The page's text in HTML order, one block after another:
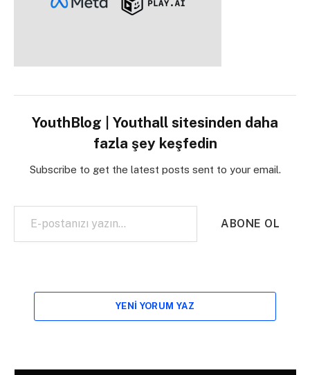
YouthBlog | Youthall sitesinden daha
fazla şey keşfedin
Subscribe to get the latest posts sent to your email.
E-postanızı yazın…
ABONE OL
YENI YORUM YAZ